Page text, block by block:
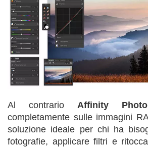
Al contrario Affinity Photo
completamente sulle immagini
soluzione ideale per chi ha
fotografie, applicare filtri e